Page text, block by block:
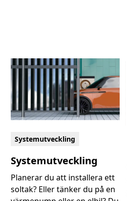
Systemutveckling
Systemutveckling
Planerar du att installera ett
soltak? Eller tänker du på en